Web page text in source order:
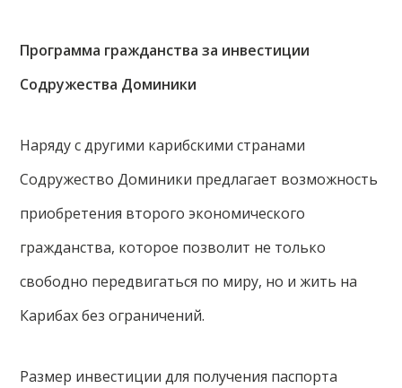
Программа гражданства за инвестиции
Содружества Доминики
Наряду с другими карибскими странами
Содружество Доминики предлагает возможность
приобретения второго экономического
гражданства, которое позволит не только
свободно передвигаться по миру, но и жить на
Карибах без ограничений.
Размер инвестиции для получения паспорта